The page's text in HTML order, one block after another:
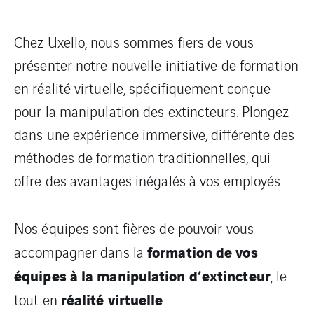
Chez Uxello, nous sommes fiers de vous
présenter notre nouvelle initiative de formation
en réalité virtuelle, spécifiquement conçue
pour la manipulation des extincteurs. Plongez
dans une expérience immersive, différente des
méthodes de formation traditionnelles, qui
offre des avantages inégalés à vos employés.
Nos équipes sont fières de pouvoir vous
accompagner dans laformation de vos
équipes à la manipulation d’extincteur, le
tout en réalité virtuelle.